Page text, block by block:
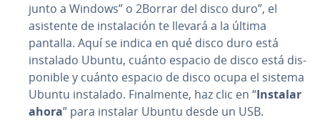
junto a Windows” o 2Borrar del disco duro”, el
asistente de in­s­ta­la­ción te llevará a la última
pantalla. Aquí se indica en qué disco duro está
instalado Ubuntu, cuánto espacio de disco está di­s­
po­ni­ble y cuánto espacio de disco ocupa el sistema
Ubuntu instalado. Fi­na­l­me­n­te, haz clic en “Instalar
ahora” para instalar Ubuntu desde un USB.